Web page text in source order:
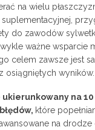
na wielu
do zawodów
ważne wsparcie
celem zawsze jest
osiągniętych wyników.
na 10
które
na drodze